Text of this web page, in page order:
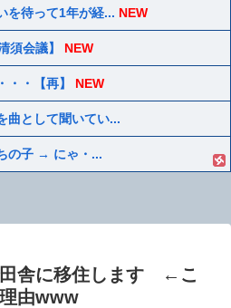
を待って1年が経... NEW
須会議】 NEW
・【再】 NEW
曲として聞いてい...
の子 → にゃ・...
田舎に移住します ←こ
由www